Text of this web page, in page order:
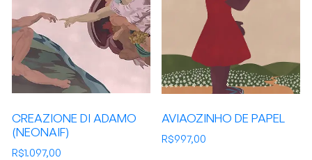
CREAZIONE DI ADAMO
(NEONAIF)
R$1.097,00
AVIAOZINHO DE PAPEL
R$997,00